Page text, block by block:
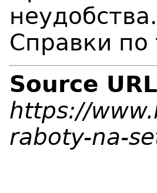
неудобства.
Справки
Source
https://
raboty-na-